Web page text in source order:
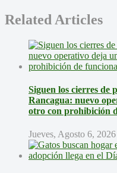
Related Articles
Siguen los cierres de
Rancagua: nuevo
otro con prohibición
Jueves, Agosto 6, 2026